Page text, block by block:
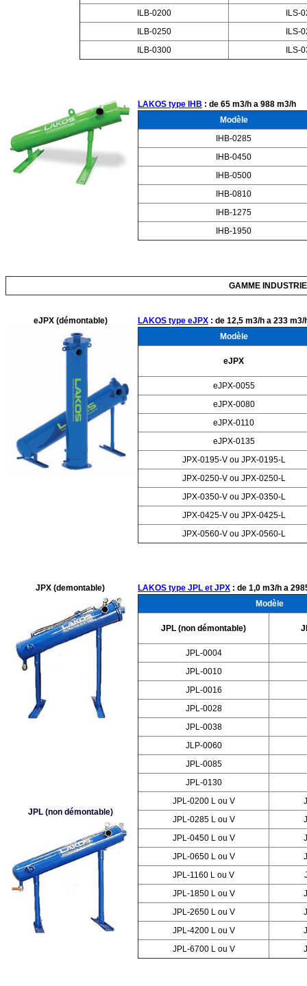
ILB-0200
ILS-
ILB-0250
ILS-
ILB-0300
ILS-
LAKOS type IHB : de 65 m3/h a 988 m3/h
Modèle
IHB-0285
IHB-0450
IHB-0500
IHB-0810
IHB-1275
IHB-1950
GAMME
eJPX (démontable) LAKOS type eJPX : de 12,5 m3/h a 233 m3/
Modèle
eJPX
eJPX-0055
eJPX-0080
eJPX-0110
eJPX-0135
JPX-0195-V ou JPX-0195-L
JPX-0250-V ou JPX-0250-L
JPX-0350-V ou JPX-0350-L
JPX-0425-V ou JPX-0425-L
JPX-0560-V ou JPX-0560-L
JPX (demontable) LAKOS type JPL et JPX : de 1,0 m3/h a
Modèle
JPL (non démontable)
JPL-0004
JPL-0010
JPL-0016
JPL-0028
JPL-0038
JLP-0060
JPL-0085
JPL-0130
JPL-0200 L ou V
JPL-0285 L ou V
JPL-0450 L ou V
JPL-0650 L ou V
JPL-1160 L ou V
JPL-1850 L ou V
JPL-2650 L ou V
JPL-4200 L ou V
JPL-6700 L ou V
JPL (non démontable)